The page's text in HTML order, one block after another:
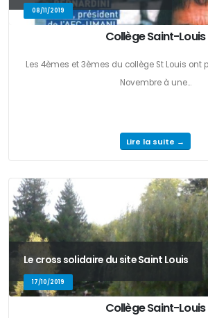
08/11/2019
Collège Saint-Louis
Les 4èmes et 3èmes du collège St Louis ont
Novembre à une...
Lire la suite →
Le cross solidaire du site Saint Louis
17/10/2019
Collège Saint-Louis